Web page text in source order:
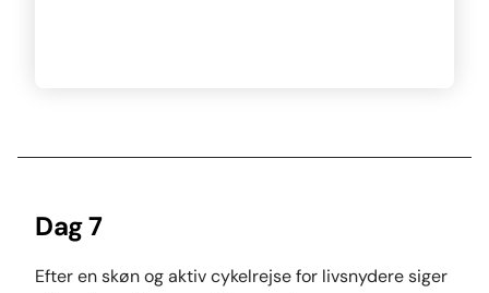
Dag 7
Efter en skøn og aktiv cykelrejse for livsnydere siger